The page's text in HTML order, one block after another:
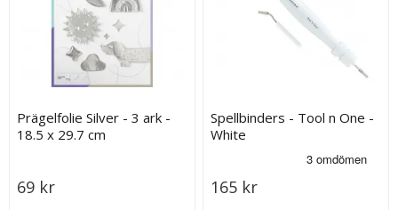
Prägelfolie Silver - 3 ark -
18.5 x 29.7 cm
69 kr
Spellbinders - Tool n One -
White
165 kr